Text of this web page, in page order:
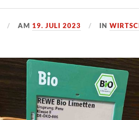
AM 19. JULI 2023 IN